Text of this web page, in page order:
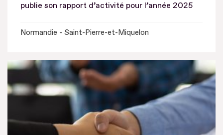
publie son rapport d’activité pour l’année 2025
Normandie - Saint-Pierre-et-Miquelon